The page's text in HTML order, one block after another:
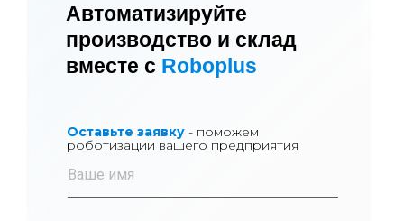
Автоматизируйте
производство и склад
вместе с Roboplus
Оставьте заявку - поможем
роботизации вашего предприятия